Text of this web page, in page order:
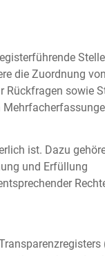
Stelle
die Zuordnung
Rückfragen sowie
ist. Dazu
und Erfüllung